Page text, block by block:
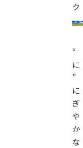
ク
“
に
”
に
ぎ
や
か
な